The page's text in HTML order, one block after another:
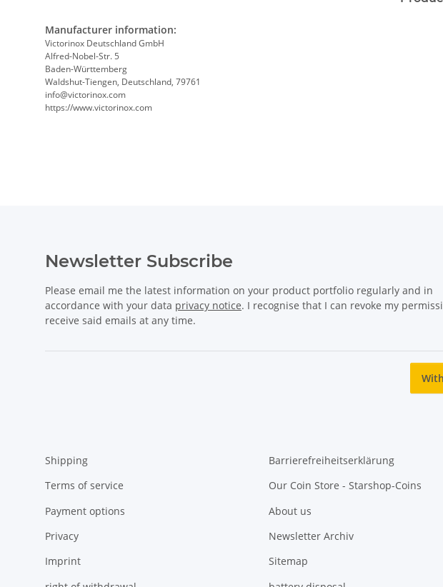
Manufacturer information:
Victorinox Deutschland GmbH
Alfred-Nobel-Str. 5
Baden-Württemberg
Waldshut-Tiengen, Deutschland, 79761
info@victorinox.com
https://www.victorinox.com
Newsletter Subscribe
Please email me the latest information on your product portfolio regularly and in
accordance with your data privacy notice. I recognise that I can revoke my
receive said emails at any time.
Shipping
Terms of service
Payment options
Privacy
Imprint
Barrierefreiheitserklärung
Our Coin Store - Starshop-Coins
About us
Newsletter Archiv
Sitemap